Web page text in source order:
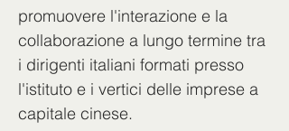
promuovere l'interazione e la
collaborazione a lungo termine tra
i dirigenti italiani formati presso
l'istituto e i vertici delle imprese a
capitale cinese.